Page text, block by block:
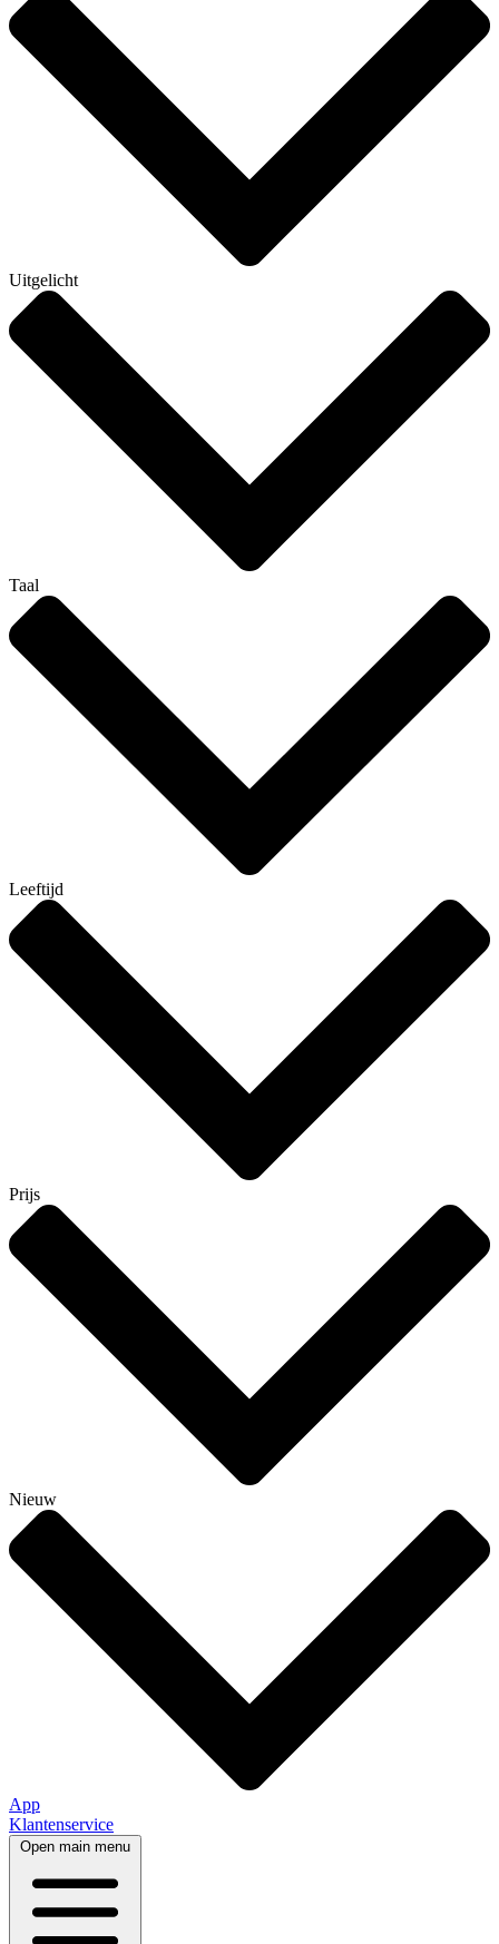
Uitgelicht
Taal
Leeftijd
Prijs
Nieuw
App
Klantenservice
Open main menu